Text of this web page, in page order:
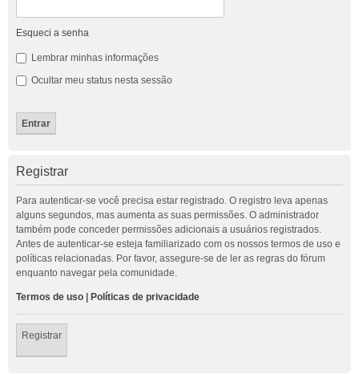
Esqueci a senha
Lembrar minhas informações
Ocultar meu status nesta sessão
Registrar
Para autenticar-se você precisa estar registrado. O registro leva apenas
alguns segundos, mas aumenta as suas permissões. O administrador
também pode conceder permissões adicionais a usuários registrados.
Antes de autenticar-se esteja familiarizado com os nossos termos de uso e
políticas relacionadas. Por favor, assegure-se de ler as regras do fórum
enquanto navegar pela comunidade.
Termos de uso Políticas de privacidade
Registrar